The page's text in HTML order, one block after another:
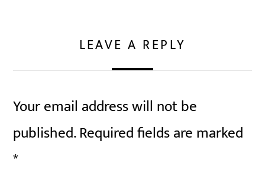
LEAVE A REPLY
Your email address will not be
published.Required fields are marked
*